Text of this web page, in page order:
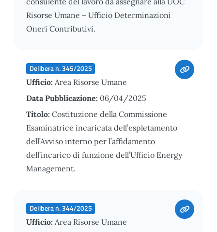
Risorse Umane – Ufficio Determinazioni
Oneri Contributivi.
Delibera n. 345/2025
Ufficio: Area Risorse Umane
Data Pubblicazione: 06/04/2025
Titolo: Costituzione della Commissione
Esaminatrice incaricata dell’espletamento
dell’Avviso interno per l’affidamento
dell’incarico di funzione dell’Ufficio Energy
Management.
Delibera n. 344/2025
Ufficio: Area Risorse Umane